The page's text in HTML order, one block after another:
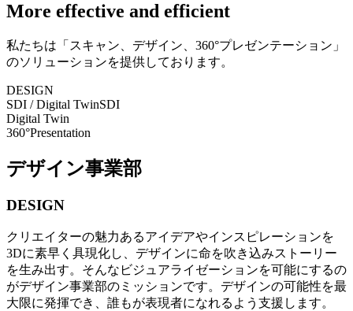
More effective and efficient
私たちは「スキャン、デザイン、360°プレゼンテーション」
のソリューションを提供しております。
DESIGN
SDI / Digital TwinSDI
Digital Twin
360°Presentation
デザイン事業部
DESIGN
クリエイターの魅力あるアイデアやインスピレーションを
3Dに素早く具現化し、デザインに命を吹き込みストーリー
を生み出す。そんなビジュアライゼーションを可能にするの
がデザイン事業部のミッションです。デザインの可能性を最
大限に発揮でき、誰もが表現者になれるよう支援します。